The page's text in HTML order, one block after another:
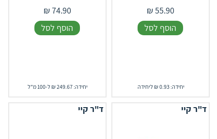
55.90
₪
הוסף לסל
יחידה: 0.93 ₪ ליחידה
74.90
₪
הוסף לסל
יחידה: 249.67 ₪ ל-100 מ"ל
ד"ר קיי ד"ר קיי